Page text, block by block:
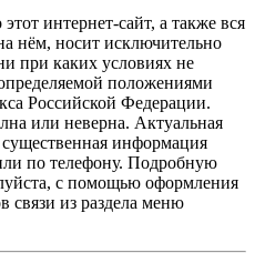
интернет-сайт, а также вся
нём, носит исключительно
при каких условиях не
положениями
Российской Федерации.
или неверна. Актуальная
информация
по телефону. Подробную
с помощью оформления
связи из раздела меню